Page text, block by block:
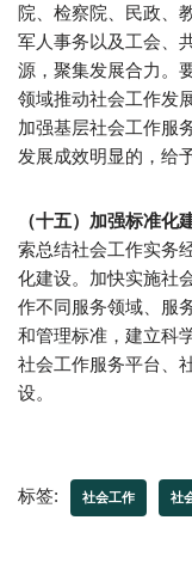
院、检察院、民政、
军人事务以及工会、
源，聚集发展合力。
领域推动社会工作发
加强基层社会工作服
发展成效明显的，给
（十五）加强标准化
索总结社会工作实务
化建设。加快实施社
作不同服务领域、服
和管理标准，建立科
社会工作服务平台、
设。
标签: 社会工作 社